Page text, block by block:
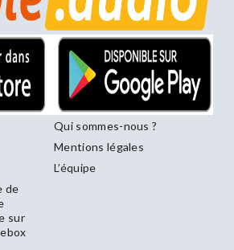
Qui sommes-nous ?
Mentions légales
L’équipe
de
sur